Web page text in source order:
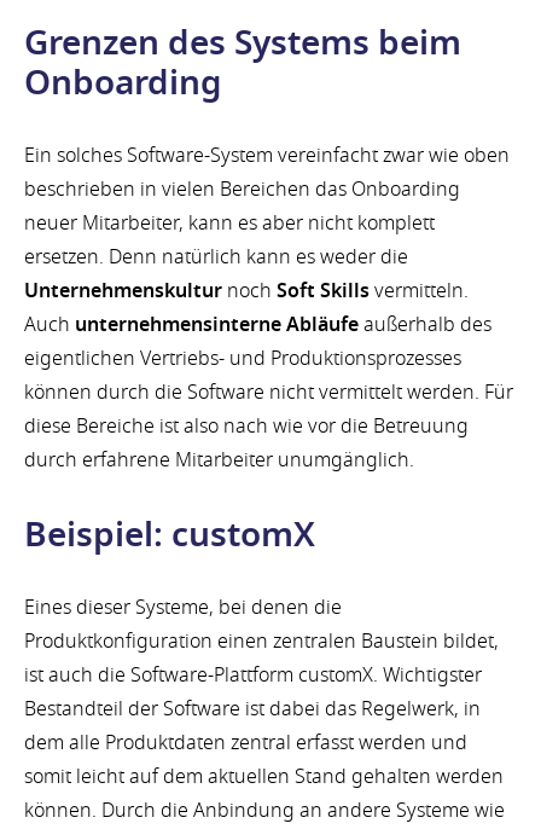
Grenzen des Systems beim
Onboarding
Ein solches Software-System vereinfacht zwar wie oben
beschrieben in vielen Bereichen das Onboarding
neuer Mitarbeiter, kann es aber nicht komplett
ersetzen. Denn natürlich kann es weder die
Unternehmenskultur noch Soft Skillsvermitteln.
Auch unternehmensinterne Abläufeaußerhalb des
eigentlichen Vertriebs- und Produktionsprozesses
können durch die Software nicht vermittelt werden. Für
diese Bereiche ist also nach wie vor die Betreuung
durch erfahrene Mitarbeiter unumgänglich.
Beispiel: customX
Eines dieser Systeme, bei denen die
Produktkonfiguration einen zentralen Baustein bildet,
ist auch die Software-Plattform customX. Wichtigster
Bestandteil der Software ist dabei das Regelwerk, in
dem alle Produktdaten zentral erfasst werden und
somit leicht auf dem aktuellen Stand gehalten werden
können. Durch die Anbindung an andere Systeme wie